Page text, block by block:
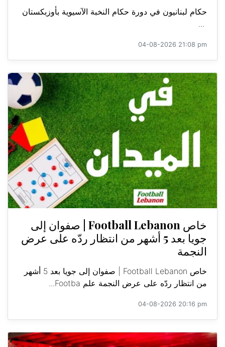
حكام لبنانيون في دورة حكام النخبة الآسيوية بأوزبكستان
...
04-08-2026 21:08 pm
خاص Football Lebanon | صفوان إلى
جويا بعد 5 أشهر من انتظار ردّه على عرض
النجمة
خاص Football Lebanon | صفوان إلى جويا بعد 5 أشهر
من انتظار ردّه على عرض النجمة علم Footba...
04-08-2026 20:16 pm